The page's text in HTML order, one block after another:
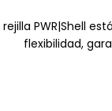
rejilla PWR|Shell
flexibilidad,